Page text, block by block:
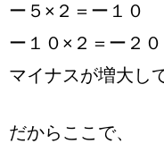
ー５×２＝ー１０
ー１０×２＝ー２０
マイナスが増大し
だからここで、